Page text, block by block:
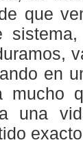
que
en
mucho
una